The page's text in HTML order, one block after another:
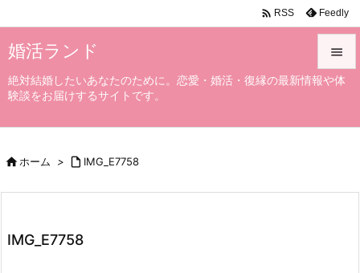
婚活ランド
絶対結婚したいあなたのために。恋愛・婚活・復縁の最新情報や体
験談をお届けするサイトです。



 RSS Feedly
ホーム >  IMG_E7758
IMG_E7758